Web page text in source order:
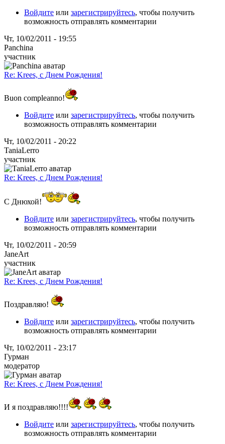
Войдите или зарегистрируйтесь, чтобы получить
возможность отправлять комментарии
Чт, 10/02/2011 - 19:55
Panchina
участник
Re: Krees, с Днем Рождения!
Buon compleanno!
Войдите или зарегистрируйтесь, чтобы получить
возможность отправлять комментарии
Чт, 10/02/2011 - 20:22
TaniaLerro
участник
Re: Krees, с Днем Рождения!
С Днюхой!
Войдите или зарегистрируйтесь, чтобы получить
возможность отправлять комментарии
Чт, 10/02/2011 - 20:59
JaneArt
участник
Re: Krees, с Днем Рождения!
Поздравляю!
Войдите или зарегистрируйтесь, чтобы получить
возможность отправлять комментарии
Чт, 10/02/2011 - 23:17
Гурман
модератор
Re: Krees, с Днем Рождения!
И я поздравляю!!!!
Войдите или зарегистрируйтесь, чтобы получить
возможность отправлять комментарии